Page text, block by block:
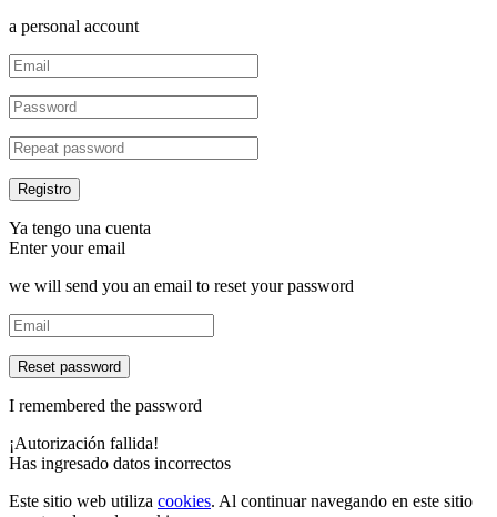
a personal account
Ya tengo una cuenta
Enter your email
we will send you an email to reset your password
Reset password
I remembered the password
¡Autorización fallida!
Has ingresado datos incorrectos
Este sitio web utiliza cookies. Al continuar navegando en este sitio